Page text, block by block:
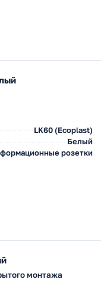
LK60 (Ecoplast)
Белый
розетки
монтажа